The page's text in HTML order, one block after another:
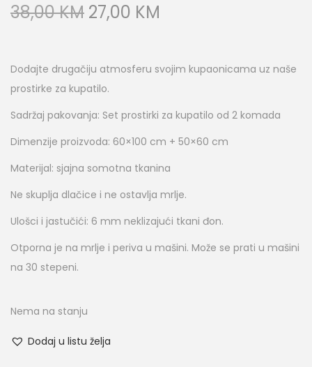
38,00KM 27,00 KM
Dodajte drugačiju atmosferu svojim kupaonicama uz naše
prostirke za kupatilo.
Sadržaj pakovanja: Set prostirki za kupatilo od 2 komada
Dimenzije proizvoda: 60×100 cm + 50×60 cm
Materijal: sjajna somotna tkanina
Ne skuplja dlačice i ne ostavlja mrlje.
Ulošci i jastučići: 6 mm neklizajući tkani đon.
Otporna je na mrlje i periva u mašini. Može se prati u mašini
na 30 stepeni.
Nema na stanju
Dodaj u listu želja